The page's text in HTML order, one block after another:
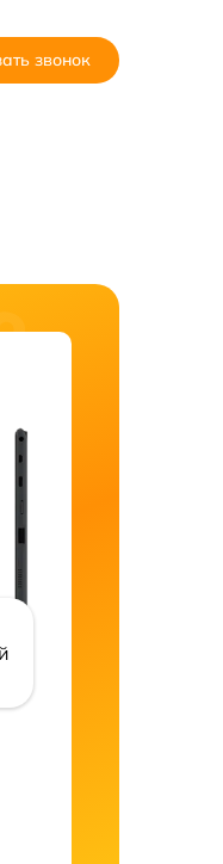
звонок